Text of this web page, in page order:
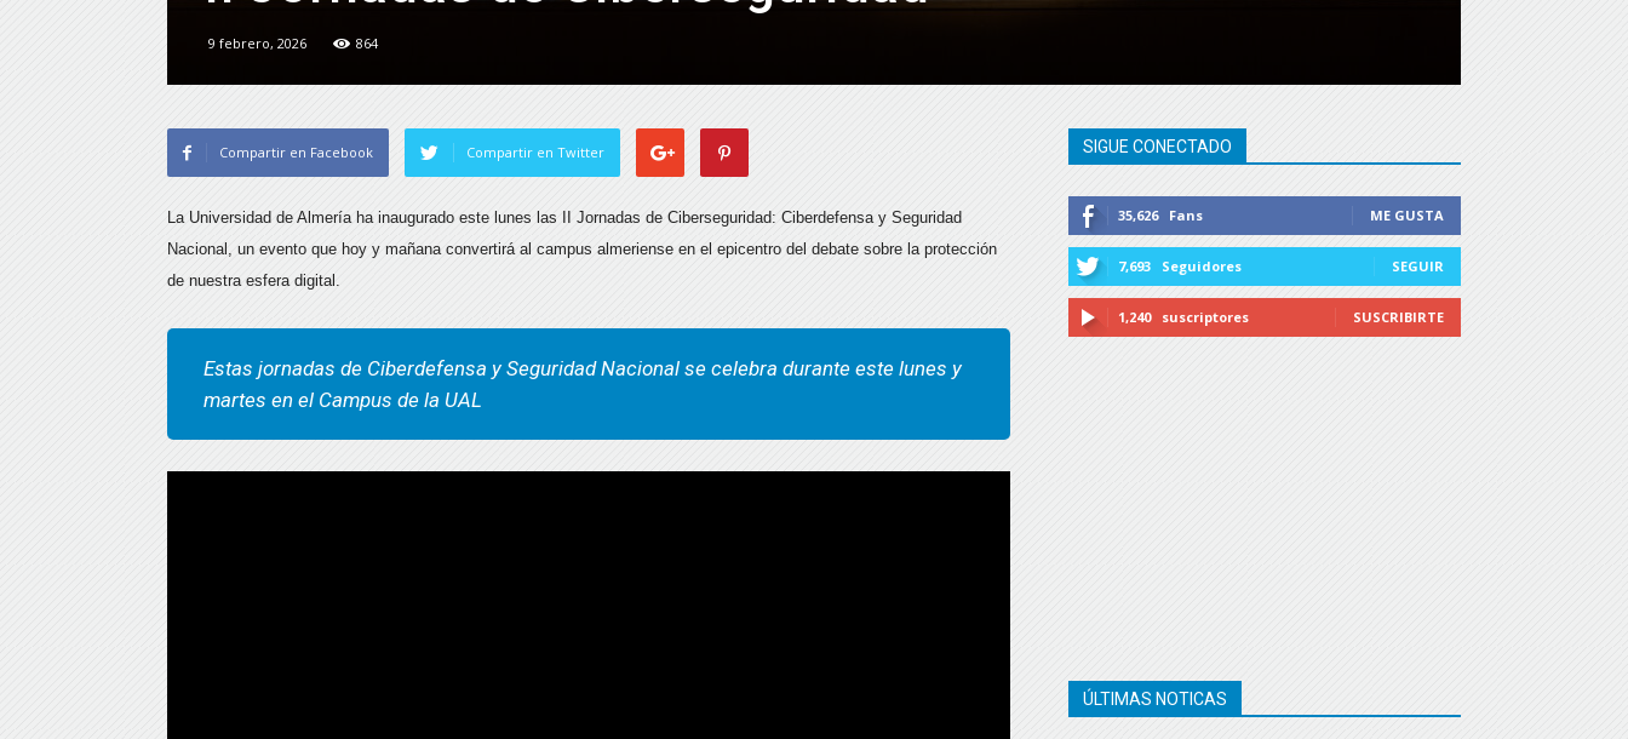
9 febrero, 2026 864
Compartir en Facebook Compartir en Twitter
La Universidad de Almería ha inaugurado este lunes las II Jornadas de Ciberseguridad: Ciberdefensa y Seguridad
Nacional, un evento que hoy y mañana convertirá al campus almeriense en el epicentro del debate sobre la protección
de nuestra esfera digital.
Estas jornadas de Ciberdefensa y Seguridad Nacional se celebra durante este lunes y
martes en el Campus de la UAL
SIGUE CONECTADO
35,626 Fans ME GUSTA
7,693 Seguidores SEGUIR
1,240 suscriptores SUSCRIBIRTE
ÚLTIMAS NOTICAS